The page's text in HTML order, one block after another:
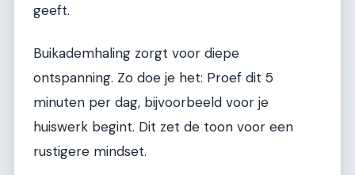
geeft.
Buikademhaling zorgt voor diepe
ontspanning. Zo doe je het: Proef dit 5
minuten per dag, bijvoorbeeld voor je
huiswerk begint. Dit zet de toon voor een
rustigere mindset.